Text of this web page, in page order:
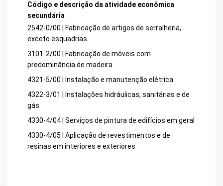
Código e descrição da atividade econômica
secundária
2542-0/00 | Fabricação de artigos de serralheria,
exceto esquadrias
3101-2/00 | Fabricação de móveis com
predominância de madeira
4321-5/00 | Instalação e manutenção elétrica
4322-3/01 | Instalações hidráulicas, sanitárias e de
gás
4330-4/04 | Serviços de pintura de edifícios em geral
4330-4/05 | Aplicação de revestimentos e de
resinas em interiores e exteriores